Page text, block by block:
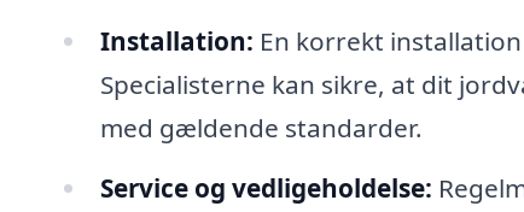
Installation: En korrekt
Specialisterne kan sikre, at dit
med gældende standarder.
Service og vedligeholdelse: